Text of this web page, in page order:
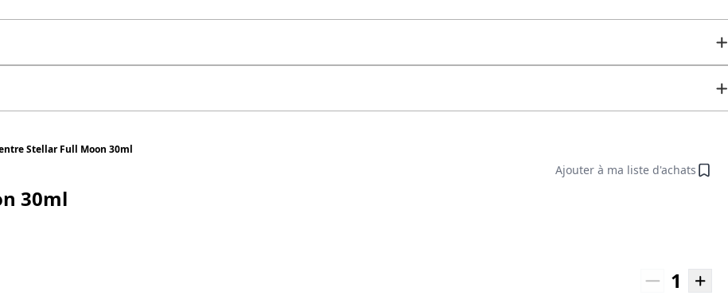
Stellar Full Moon 30ml
Ajouter à ma liste d'achats
30ml
1